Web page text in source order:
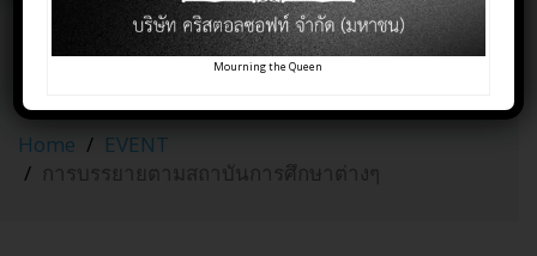
การบรรยายตามสถาบัน
การศึกษาต่างๆ
Home
EVENT
การบรรยายตามสถาบันการศึกษาต่างๆ
Mourning the Queen